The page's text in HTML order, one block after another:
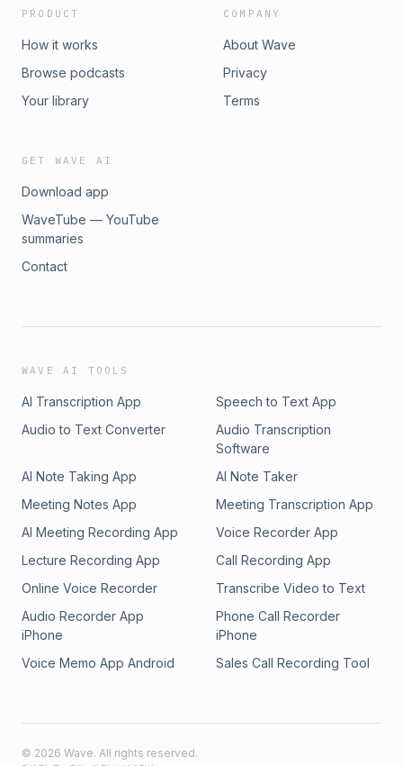
PRODUCT
How it works
Browse podcasts
Your library
COMPANY
About Wave
Privacy
Terms
GET WAVE AI
Download app
WaveTube — YouTube
summaries
Contact
WAVE AI TOOLS
AI Transcription App
Speech to Text App
Audio to Text Converter
Audio Transcription
Software
AI Note Taking App
AI Note Taker
Meeting Notes App
Meeting Transcription App
AI Meeting Recording App
Voice Recorder App
Lecture Recording App
Call Recording App
Online Voice Recorder
Transcribe Video to Text
Audio Recorder App
iPhone
Phone Call Recorder
iPhone
Voice Memo App Android
Sales Call Recording Tool
© 2026 Wave. All rights reserved.